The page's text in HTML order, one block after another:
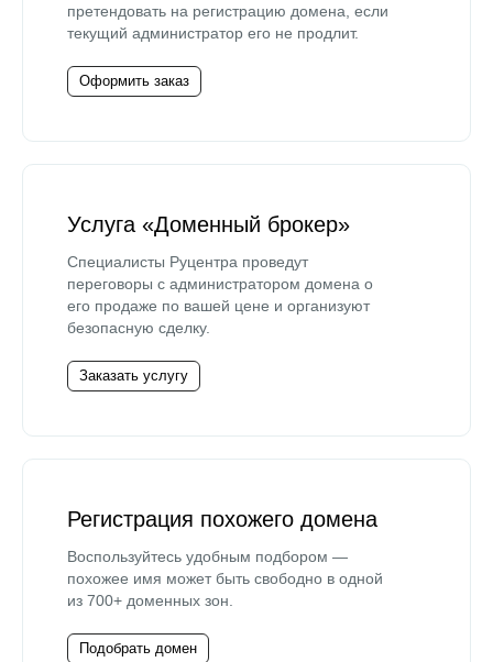
претендовать на регистрацию домена, если
текущий администратор его не продлит.
Оформить заказ
Услуга «Доменный брокер»
Специалисты Руцентра проведут
переговоры с администратором домена о
его продаже по вашей цене и организуют
безопасную сделку.
Заказать услугу
Регистрация похожего домена
Воспользуйтесь удобным подбором —
похожее имя может быть свободно в одной
из 700+ доменных зон.
Подобрать домен